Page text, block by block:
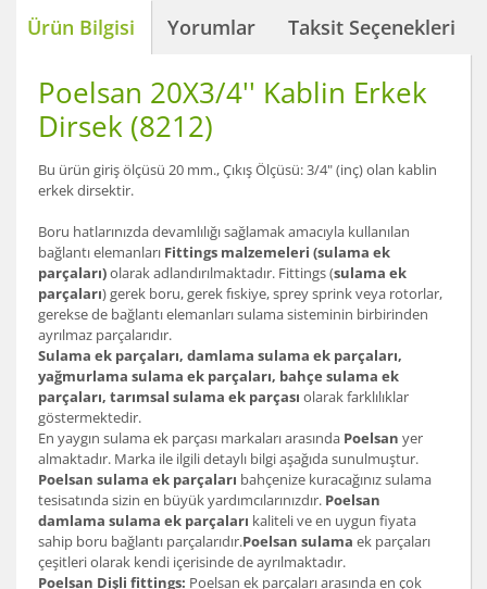
Ürün Bilgisi Yorumlar Taksit Seçenekleri
Poelsan 20X3/4'' Kablin Erkek
Dirsek (8212)
Bu ürün giriş ölçüsü 20 mm., Çıkış Ölçüsü: 3/4" (inç) olan kablin
erkek dirsektir.
Boru hatlarınızda devamlılığı sağlamak amacıyla kullanılan
bağlantı elemanları Fittings malzemeleri (sulama ek
parçaları)olarak adlandırılmaktadır. Fittings (sulama ek
parçaları) gerek boru, gerek fıskiye, sprey sprink veya rotorlar,
gerekse de bağlantı elemanları sulama sisteminin birbirinden
ayrılmaz parçalarıdır.
Sulama ek parçaları, damlama sulama ek parçaları,
yağmurlama sulama ek parçaları, bahçe sulama ek
parçaları, tarımsal sulama ek parçası olarak farklılıklar
göstermektedir.
En yaygın sulama ek parçası markaları arasında Poelsan yer
almaktadır. Marka ile ilgili detaylı bilgi aşağıda sunulmuştur.
Poelsan sulama ek parçaları bahçenize kuracağınız sulama
tesisatında sizin en büyük yardımcılarınızdır. Poelsan
damlama sulama ek parçaları kaliteli ve en uygun fiyata
sahip boru bağlantı parçalarıdır.Poelsan sulama ek parçaları
çeşitleri olarak kendi içerisinde de ayrılmaktadır.
Poelsan Dişli fittings: Poelsan ek parçaları arasında en çok